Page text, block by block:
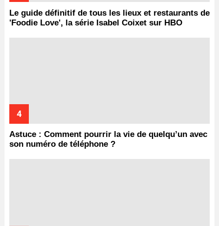
Le guide définitif de tous les lieux et restaurants de
'Foodie Love', la série Isabel Coixet sur HBO
Astuce : Comment pourrir la vie de quelqu’un avec
son numéro de téléphone ?